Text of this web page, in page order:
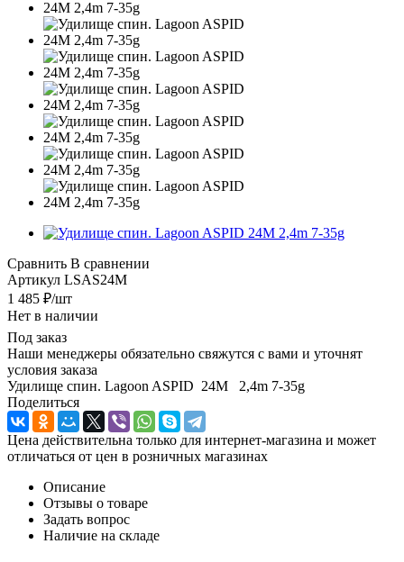
Сравнить В сравнении
Артикул LSAS24M
1 485 ₽/шт
Нет в наличии
Под заказ
Наши менеджеры обязательно свяжутся с вами и уточнят
условия заказа
Удилище спин. Lagoon ASPID 24M 2,4m 7-35g
Поделиться
Цена действительна только для интернет-магазина и может
отличаться от цен в розничных магазинах
Описание
Отзывы о товаре
Задать вопрос
Наличие на складе